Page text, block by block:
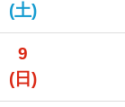
(土)
9
(日)